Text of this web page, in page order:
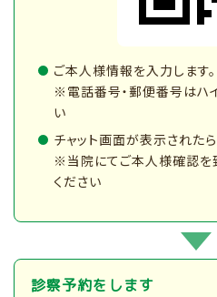
ご本人様情報を入力します。
※電話番号・郵便番号はハ
い
チャット画面が表示されたら
※当院にてご本人様確認を
ください
診察予約をします